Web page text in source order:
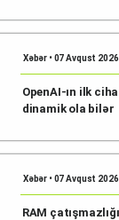
Xəbər • 07 Avqust
OpenAI-ın ilk
dinamik ola bilər
Xəbər • 07 Avqust
RAM